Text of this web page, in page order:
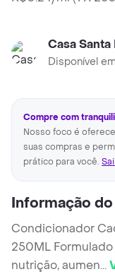
Casa Santa
Disponível em
Compre com
Nosso foco é
suas compras e
prático para você.
Informação
Condicionador
250ML
nutrição, aumen...